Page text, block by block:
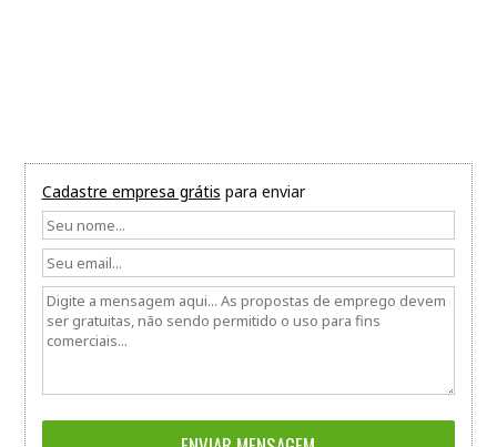
Cadastre empresa grátis para enviar